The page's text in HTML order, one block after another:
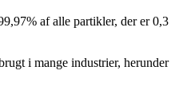
af alle partikler, der er 0,3
i mange industrier, herunder